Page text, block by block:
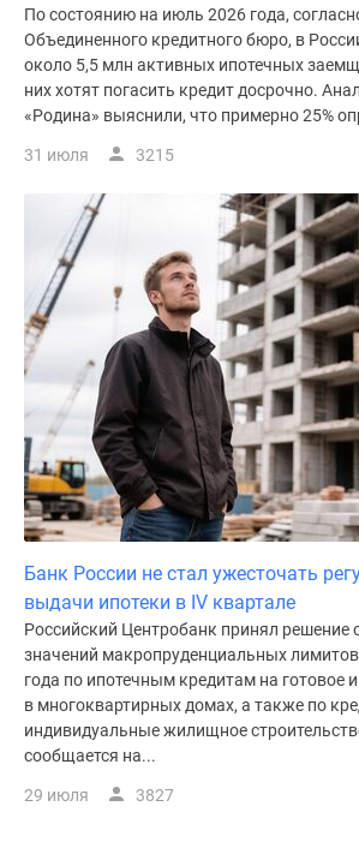
По состоянию на июль 2026 года,
Объединенного кредитного бюро, в
около 5,5 млн активных ипотечных
них хотят погасить кредит досрочно.
«Родина» выяснили, что примерно 25%
31 июля 3215
Банк России не стал ужесточать
выдачи ипотеки в IV квартале
Российский Центробанк принял решение
значений макропруденциальных
года по ипотечным кредитам на готовое
в многоквартирных домах, а также по
индивидуальные жилищное
сообщается на...
29 июля 3827